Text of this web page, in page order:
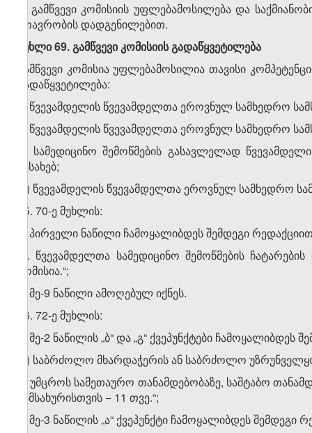
3. გამწვევი კომისიის უფლებამოსილება და
მთავრობის დადგენილებით.
მუხლი 69. გამწვევი კომისიის გადაწყვეტილება
გამწვევი კომისია უფლებამოსილია თავისი
გადაწყვეტილება:
ა) წვევამდელის წვევამდელთა ეროვნულ სამხედრო
ბ) წვევამდელის წვევამდელთა ეროვნულ სამხედრო
გ) სამედიცინო შემოწმების გასავლელად
შესახებ;
დ) წვევამდელის წვევამდელთა ეროვნულ სამხედრო
25. 70-ე მუხლის:
ა) პირველი ნაწილი ჩამოყალიბდეს შემდეგი
„1. წვევამდელთა სამედიცინო შემოწმების
კომისია.“;
ბ) მე-9 ნაწილი ამოღებულ იქნეს.
26. 72-ე მუხლის:
ა) მე-2 ნაწილის „ბ“ და „გ“ ქვეპუნქტები ჩამოყალიბდეს
„ბ) საბრძოლო მხარდაჭერის ან საბრძოლო
გ) უმცროს სამეთაურო თანამდებობაზე, საშტაბო
სამსახურისთვის − 11 თვე.“;
ბ) მე-3 ნაწილის „ა“ ქვეპუნქტი ჩამოყალიბდეს შემდეგი